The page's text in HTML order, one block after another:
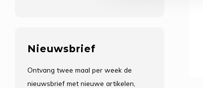
Nieuwsbrief
Ontvang twee maal per week de
nieuwsbrief met nieuwe artikelen,